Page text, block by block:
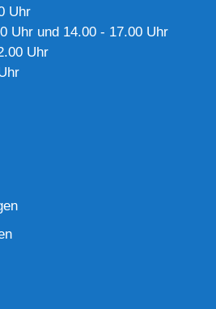
Uhr
Uhr und 14.00 - 17.00 Uhr
Uhr